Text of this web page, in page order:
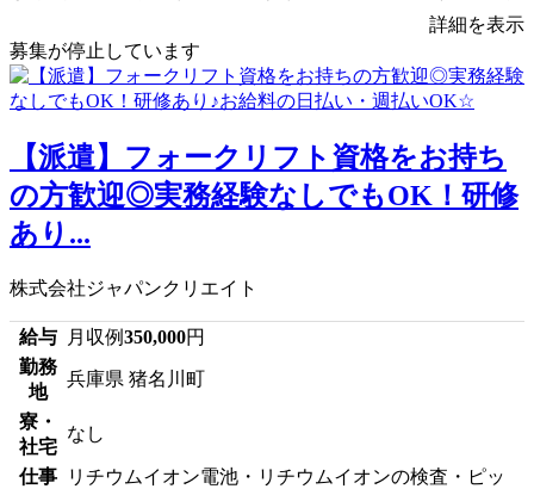
詳細を表示
募集が停止しています
【派遣】フォークリフト資格をお持ち
の方歓迎◎実務経験なしでもOK！研修
あり...
株式会社ジャパンクリエイト
給与 月収例350,000円
勤務
地
兵庫県 猪名川町
寮・
社宅
なし
仕事
リチウムイオン電池・リチウムイオンの検査・ピッ